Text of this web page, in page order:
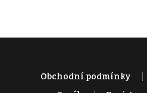
Obchodní podmínky